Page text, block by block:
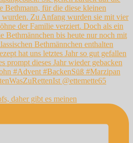
daher gibt es meinen